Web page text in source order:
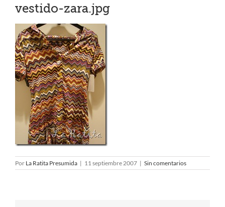
vestido-zara.jpg
Por La Ratita Presumida | 11 septiembre 2007 | Sin comentarios